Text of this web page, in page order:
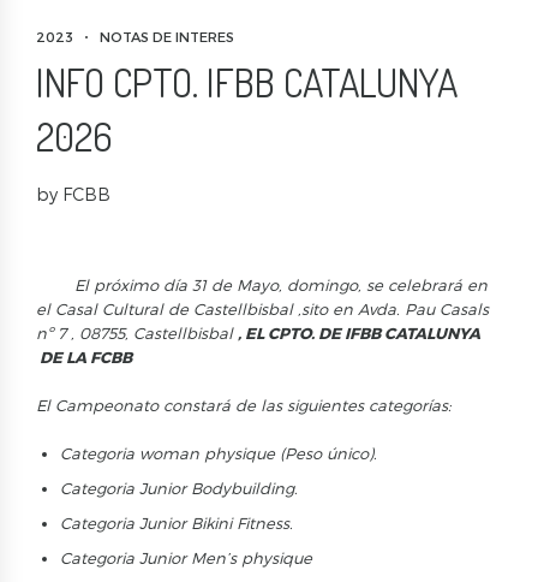
2023 NOTAS DE INTERES
INFO CPTO. IFBB CATALUNYA
2026
by FCBB
El próximo día 31 de Mayo, domingo, se celebrará en
el Casal Cultural de Castellbisbal ,sito en Avda. Pau Casals
nº 7 , 08755, Castellbisbal , EL CPTO. DE IFBB CATALUNYA
DE LA FCBB
El Campeonato constará de lassiguientescategorías:
Categoria woman physique(Peso único).
Categoria Junior Bodybuilding.
Categoria Junior Bikini Fitness.
Categoria Junior Men’s physique